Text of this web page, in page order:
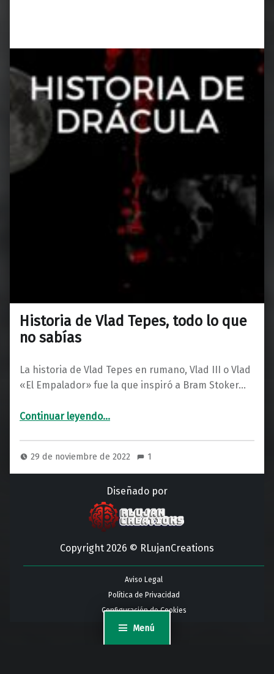
Menú
Historia de Vlad Tepes, todo lo que
no sabías
La historia de Vlad Tepes en rumano, Vlad III o Vlad
«El Empalador» fue la que inspiró a Bram Stoker…
Continuar leyendo“Historia de Vlad Tepes, todo lo que no sabías”
…
29 de noviembre de 2022 1
Diseñado por
Copyright 2026 © RLujanCreations
Aviso Legal
Política de Privacidad
Configuración de Cookies